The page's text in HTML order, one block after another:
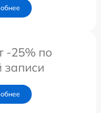
-25% по
записи